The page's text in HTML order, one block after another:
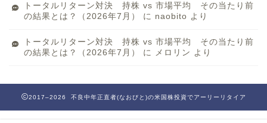
トータルリターン対決 持株 vs 市場平均 その当たり前
の結果とは？（2026年7月）
に naobito より
トータルリターン対決 持株 vs 市場平均 その当たり前
の結果とは？（2026年7月）
に メロリン より
2017–2026 不良中年正直者(なおびと)の米国株投資でアーリーリタイア